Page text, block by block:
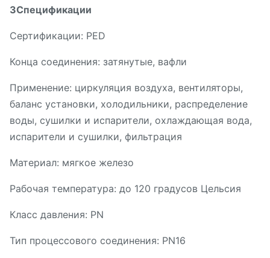
3Спецификации
Сертификации: PED
Конца соединения: затянутые, вафли
Применение: циркуляция воздуха, вентиляторы,
баланс установки, холодильники, распределение
воды, сушилки и испарители, охлаждающая вода,
испарители и сушилки, фильтрация
Материал: мягкое железо
Рабочая температура: до 120 градусов Цельсия
Класс давления: PN
Тип процессового соединения: PN16